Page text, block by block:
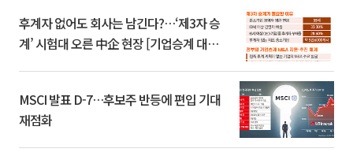
후계자 없어도 회사는 남긴다?…‘제3자 승
계’ 시험대 오른 中企 현장 [기업승계 대전
MSCI 발표 D-7…후보주 반등에 편입 기대
재점화